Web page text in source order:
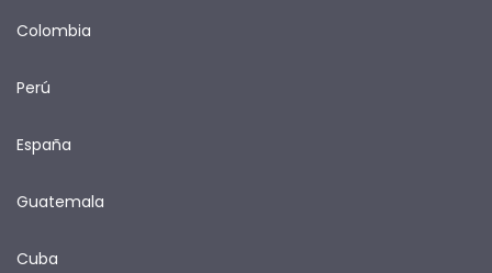
Colombia
Perú
España
Guatemala
Cuba